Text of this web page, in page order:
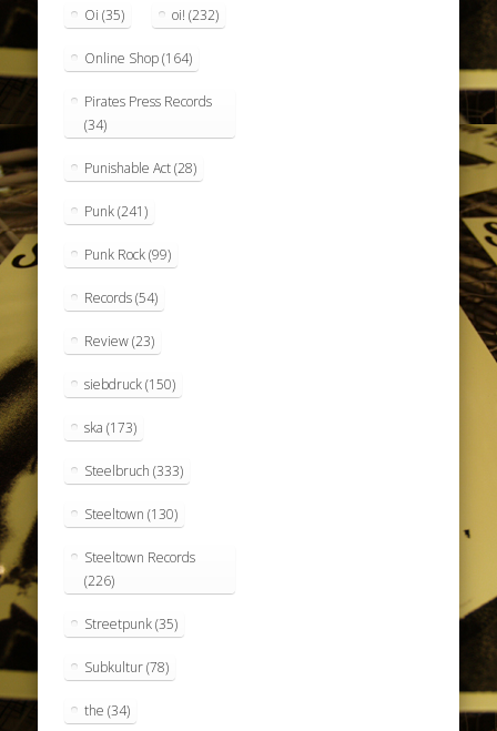
Oi (35) oi! (232)
Online Shop(164)
Pirates Press Records
(34)
Punishable Act(28)
Punk(241)
Punk Rock(99)
Records(54)
Review(23)
siebdruck(150)
ska (173)
Steelbruch (333)
Steeltown (130)
Steeltown Records
(226)
Streetpunk(35)
Subkultur(78)
the (34)